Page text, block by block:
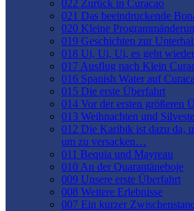
022 Zurück in Curacao
021 Das beeindruckende
020 Kleine
019 Geschichten zur
018 Ui, Ui, Ui, es geht
017 Ausflug nach Klein
016 Spanish Water auf
015 Die erste Überfahrt
014 Vor der ersten größeren
013 Weihnachten und
012 Die Karibik ist dazu da,
um zu versacken…
011 Bequia und Mayreau
010 An der Quarantäneboje
009 Unsere erste Überfahrt
008 Weitere Erlebnisse
007 Ein kurzer